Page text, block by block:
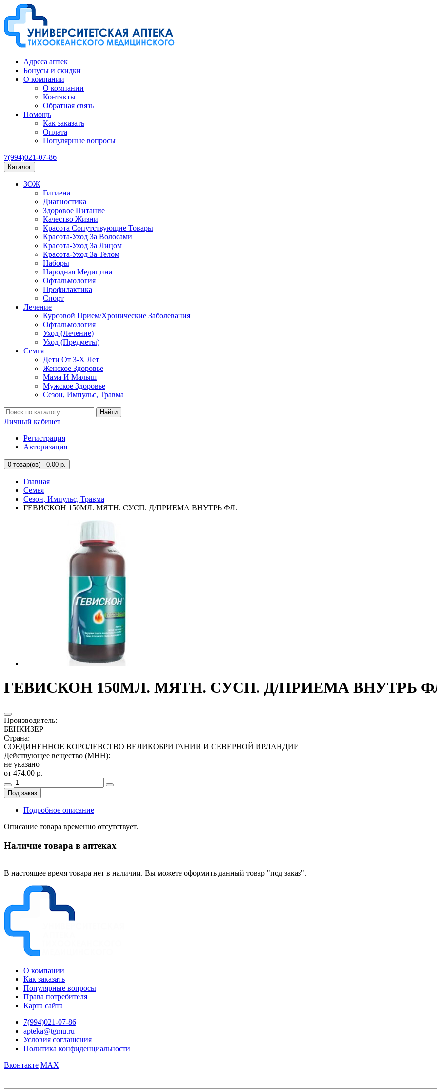
Адреса аптек
Бонусы и скидки
О компании
О компании
Контакты
Обратная связь
Помощь
Как заказать
Оплата
Популярные вопросы
7(994)021-07-86
Каталог
ЗОЖ
Гигиена
Диагностика
Здоровое Питание
Качество Жизни
Красота Сопутствующие Товары
Красота-Уход За Волосами
Красота-Уход За Лицом
Красота-Уход За Телом
Наборы
Народная Медицина
Офтальмология
Профилактика
Спорт
Лечение
Курсовой Прием/Хронические Заболевания
Офтальмология
Уход (Лечение)
Уход (Предметы)
Семья
Дети От 3-Х Лет
Женское Здоровье
Мама И Малыш
Мужское Здоровье
Сезон, Импульс, Травма
Найти
Личный кабинет
Регистрация
Авторизация
0 товар(ов) - 0.00 р.
Главная
Семья
Сезон, Импульс, Травма
ГЕВИСКОН 150МЛ. МЯТН. СУСП. Д/ПРИЕМА ВНУТРЬ ФЛ.
ГЕВИСКОН 150МЛ. МЯТН. СУСП. Д/ПРИЕМА ВНУТРЬ
Производитель:
БЕНКИЗЕР
Страна:
СОЕДИНЕННОЕ КОРОЛЕВСТВО ВЕЛИКОБРИТАНИИ И СЕВЕРНОЙ ИРЛАНДИИ
Действующее вещество (МНН):
не указано
от 474.00 р.
Под заказ
Подробное описание
Описание товара временно отсутствует.
Наличие товара в аптеках
В настоящее время товара нет в наличии. Вы можете оформить данный товар "под заказ".
О компании
Как заказать
Популярные вопросы
Права потребителя
Карта сайта
7(994)021-07-86
apteka@tgmu.ru
Условия соглашения
Политика конфиденциальности
Вконтакте MAX